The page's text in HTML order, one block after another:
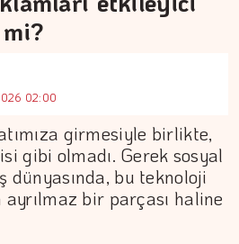
02:00
girmesiyle birlikte,
gibi olmadı. Gerek sosyal
dünyasında, bu teknoloji
ayrılmaz bir parçası haline